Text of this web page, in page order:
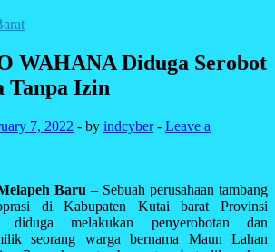
WAHANA Diduga Serobot
Tanpa Izin
7, 2022 - by indcyber- Leave a
Baru – Sebuah perusahaan tambang
di Kabupaten Kutai barat Provinsi
diduga melakukan penyerobotan dan
seorang warga bernama Maun Lahan